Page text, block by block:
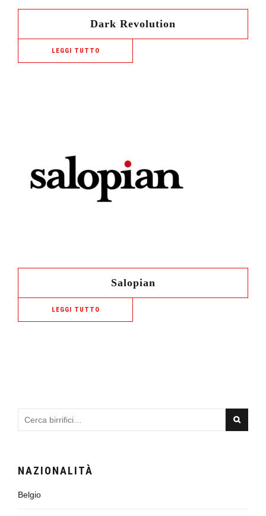
Dark Revolution
LEGGI TUTTO
Salopian
LEGGI TUTTO
NAZIONALITÀ
Belgio